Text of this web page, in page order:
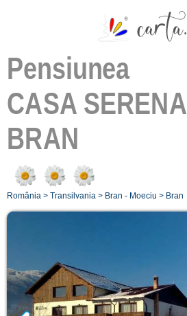
Pensiunea
CASA SERENA
BRAN
România > Transilvania > Bran - Moeciu > Bran